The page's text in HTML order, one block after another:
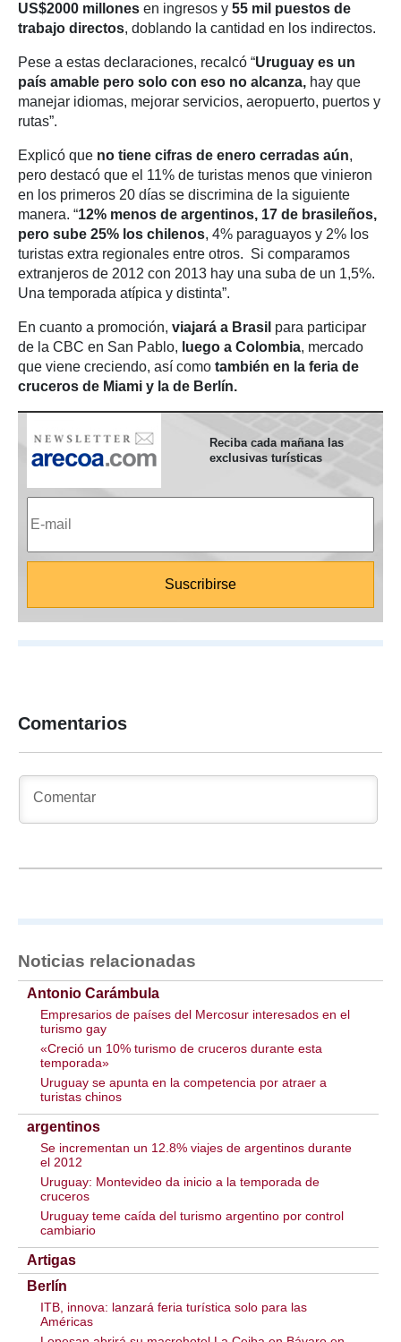
US$2000 millones en ingresos y 55 mil puestos de
trabajo directos, doblando la cantidad en los indirectos.
Pese a estas declaraciones, recalcó “Uruguay es un
país amable pero solo con eso no alcanza, hay que
manejar idiomas, mejorar servicios, aeropuerto, puertos y
rutas”.
Explicó que no tiene cifras de enero cerradas aún,
pero destacó que el 11% de turistas menos que vinieron
en los primeros 20 días se discrimina de la siguiente
manera. “12% menos de argentinos, 17 de brasileños,
pero sube 25% los chilenos, 4% paraguayos y 2% los
turistas extra regionales entre otros. Si comparamos
extranjeros de 2012 con 2013 hay una suba de un 1,5%.
Una temporada atípica y distinta”.
En cuanto a promoción, viajará a Brasil para participar
de la CBC en San Pablo, luego a Colombia, mercado
que viene creciendo, así como también en la feria de
cruceros de Miami y la de Berlín.
Reciba cada mañana las
exclusivas turísticas
Comentarios
Noticias relacionadas
Antonio Carámbula
Empresarios de países del Mercosur interesados en el
turismo gay
«Creció un 10% turismo de cruceros durante esta
temporada»
Uruguay se apunta en la competencia por atraer a
turistas chinos
argentinos
Se incrementan un 12.8% viajes de argentinos durante
el 2012
Uruguay: Montevideo da inicio a la temporada de
cruceros
Uruguay teme caída del turismo argentino por control
cambiario
Artigas
Berlín
ITB, innova: lanzará feria turística solo para las
Américas